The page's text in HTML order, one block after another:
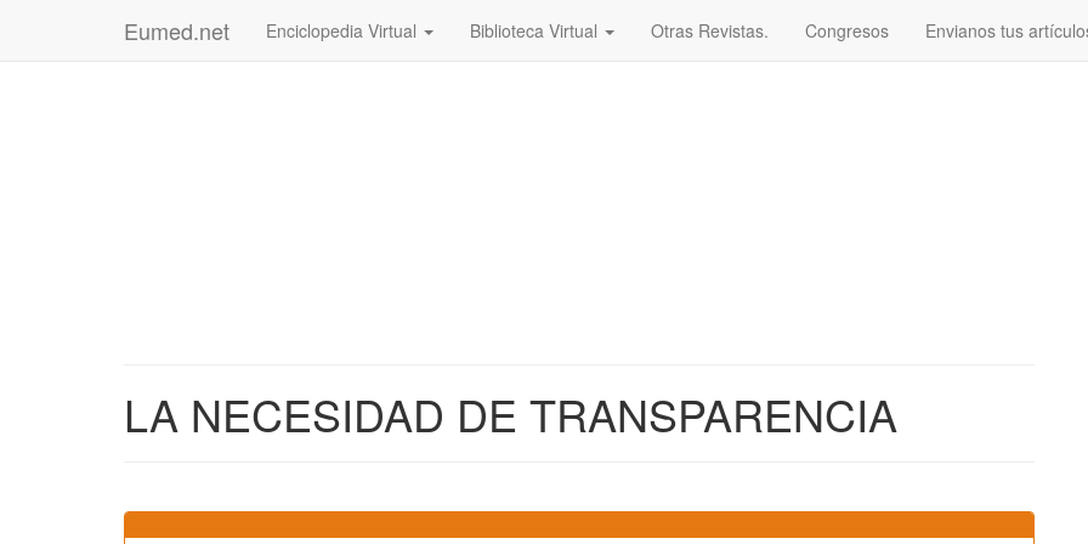
Eumed.net Enciclopedia Virtual Biblioteca Virtual Otras Revistas. Congresos Envianos tus
LA NECESIDAD DE TRANSPARENCIA